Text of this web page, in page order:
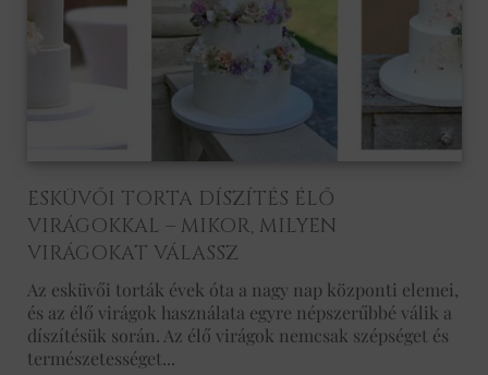
ESKÜVŐI TORTA DÍSZÍTÉS ÉLŐ
VIRÁGOKKAL – MIKOR, MILYEN
VIRÁGOKAT VÁLASSZ
Az esküvői torták évek óta a nagy nap központi elemei,
és az élő virágok használata egyre népszerűbbé válik a
díszítésük során. Az élő virágok nemcsak szépséget és
természetességet...